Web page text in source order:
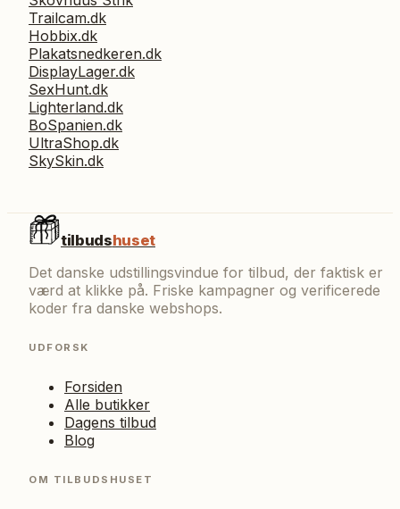
Trailcam.dk
Hobbix.dk
Plakatsnedkeren.dk
DisplayLager.dk
SexHunt.dk
Lighterland.dk
BoSpanien.dk
UltraShop.dk
SkySkin.dk
tilbudshuset
Det danske udstillingsvindue for tilbud, der faktisk er
værd at klikke på. Friske kampagner og verificerede
koder fra danske webshops.
UDFORSK
Forsiden
Alle butikker
Dagens tilbud
Blog
OM TILBUDSHUSET